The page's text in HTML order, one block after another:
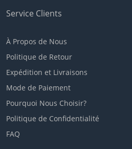
Service Clients
À Propos de Nous
Politique de Retour
Expédition et Livraisons
Mode de Paiement
Pourquoi Nous Choisir?
Politique de Confidentialité
FAQ